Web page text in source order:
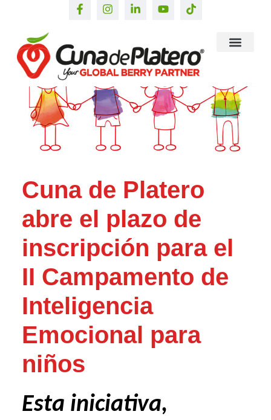
Cuna de Platero
abre el plazo de
inscripción para el
II Campamento de
Inteligencia
Emocional para
niños
Esta iniciativa,